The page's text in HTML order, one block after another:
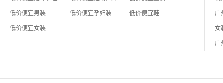
低价便宜男装 低价便宜孕妇装 低价便宜鞋
低价便宜女装